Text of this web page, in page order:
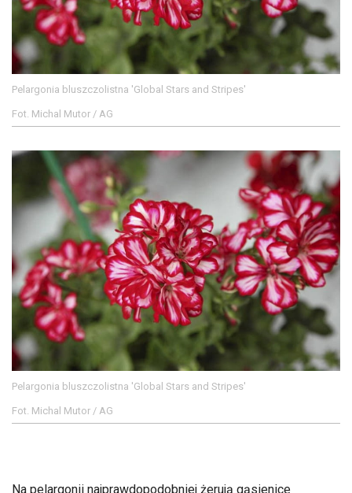
Pelargonia bluszczolistna 'Global Stars and Stripes'
Fot. Michal Mutor / AG
Pelargonia bluszczolistna 'Global Stars and Stripes'
Fot. Michal Mutor / AG
Na pelargonii najprawdopodobniej żerują gąsienice